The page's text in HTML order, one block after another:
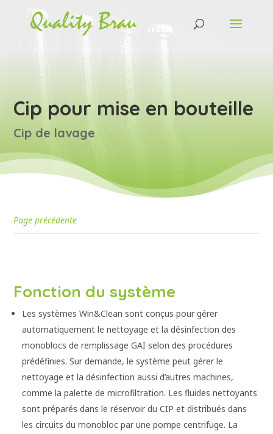
Cip pour mise en bouteille
Cip de lavage
Page précédente
Fonction du système
Les systèmes Win&Clean sont conçus pour gérer
automatiquement le nettoyage et la désinfection des
monoblocs de remplissage GAI selon des procédures
prédéfinies. Sur demande, le système peut gérer le
nettoyage et la désinfection aussi d’autres machines,
comme la palette de microfiltration. Les fluides nettoyants
sont préparés dans le réservoir du CIP et distribués dans
les circuits du monobloc par une pompe centrifuge. La